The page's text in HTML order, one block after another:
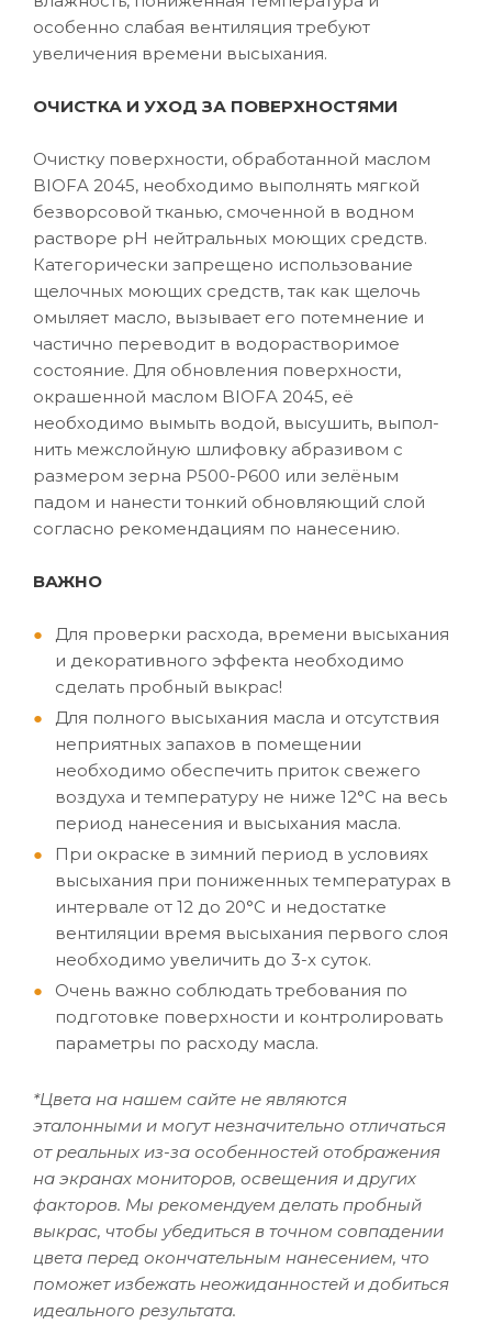
особенно слабая вентиляция требуют
увеличения времени высыхания.
ОЧИСТКА И УХОД ЗА ПОВЕРХНОСТЯМИ
Очистку поверхности, обработанной маслом
BIOFA 2045, необходимо выполнять мягкой
безворсовой тканью, смоченной в водном
растворе рН нейтральных моющих средств.
Категорически запрещено использование
щелочных моющих средств, так как щелочь
омыляет масло, вызывает его потемнение и
частично переводит в водорастворимое
состояние. Для обновления поверхности,
окрашенной маслом BIOFA 2045, её
необходимо вымыть водой, высушить, выпол-
нить межслойную шлифовку абразивом с
размером зерна P500-Р600 или зелёным
падом и нанести тонкий обновляющий слой
согласно рекомендациям по нанесению.
ВАЖНО
Для проверки расхода, времени высыхания
и декоративного эффекта необходимо
сделать пробный выкрас!
Для полного высыхания масла и отсутствия
неприятных запахов в помещении
необходимо обеспечить приток свежего
воздуха и температуру не ниже 12°C на весь
период нанесения и высыхания масла.
При окраске в зимний период в условиях
высыхания при пониженных температурах в
интервале от 12 до 20°C и недостатке
вентиляции время высыхания первого слоя
необходимо увеличить до 3-х суток.
Очень важно соблюдать требования по
подготовке поверхности и контролировать
параметры по расходу масла.
*Цвета на нашем сайте не являются
эталонными и могут незначительно отличаться
от реальных из-за особенностей отображения
на экранах мониторов, освещения и других
факторов. Мы рекомендуем делать пробный
выкрас, чтобы убедиться в точном совпадении
цвета перед окончательным нанесением, что
поможет избежать неожиданностей и добиться
идеального результата.